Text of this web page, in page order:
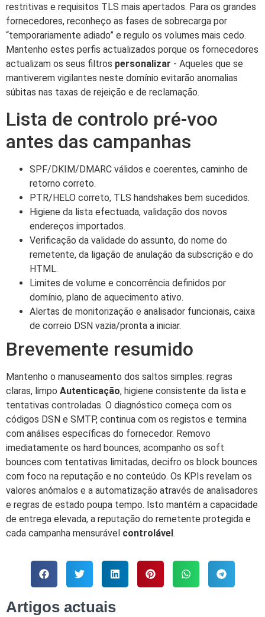
restritivas e requisitos TLS mais apertados. Para os grandes
fornecedores, reconheço as fases de sobrecarga por
“temporariamente adiado” e regulo os volumes mais cedo.
Mantenho estes perfis actualizados porque os fornecedores
actualizam os seus filtros personalizar - Aqueles que se
mantiverem vigilantes neste domínio evitarão anomalias
súbitas nas taxas de rejeição e de reclamação.
Lista de controlo pré-voo
antes das campanhas
SPF/DKIM/DMARC válidos e coerentes, caminho de
retorno correto.
PTR/HELO correto, TLS handshakes bem sucedidos.
Higiene da lista efectuada, validação dos novos
endereços importados.
Verificação da validade do assunto, do nome do
remetente, da ligação de anulação da subscrição e do
HTML.
Limites de volume e concorrência definidos por
domínio, plano de aquecimento ativo.
Alertas de monitorização e analisador funcionais, caixa
de correio DSN vazia/pronta a iniciar.
Brevemente resumido
Mantenho o manuseamento dos saltos simples: regras
claras, limpo Autenticação, higiene consistente da lista e
tentativas controladas. O diagnóstico começa com os
códigos DSN e SMTP, continua com os registos e termina
com análises específicas do fornecedor. Removo
imediatamente os hard bounces, acompanho os soft
bounces com tentativas limitadas, decifro os block bounces
com foco na reputação e no conteúdo. Os KPIs revelam os
valores anómalos e a automatização através de analisadores
e regras de estado poupa tempo. Isto mantém a capacidade
de entrega elevada, a reputação do remetente protegida e
cada campanha mensurável controlável.
Artigos actuais